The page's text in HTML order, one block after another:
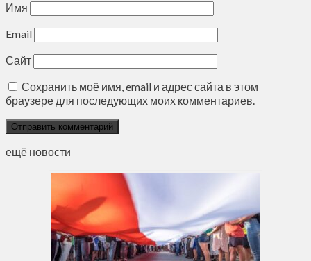
Имя
Email
Сайт
Сохранить моё имя, email и адрес сайта в этом
браузере для последующих моих комментариев.
ещё новости